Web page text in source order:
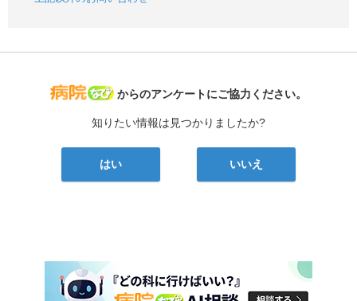
病院なび
からのアンケートにご協力ください。
知りたい情報は見つかりましたか?
はい いいえ